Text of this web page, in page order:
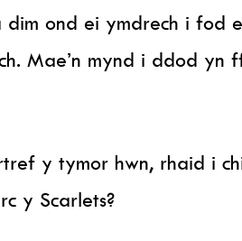
dim ond ei ymdrech i fod
Mae’n mynd i ddod
y tymor hwn, rhaid i
y Scarlets?